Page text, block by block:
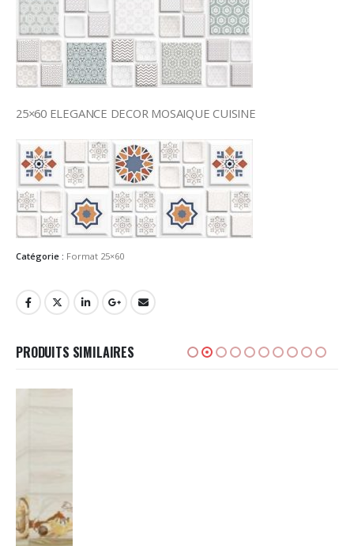
25×60 ELEGANCE DECOR MOSAIQUE CUISINE
Catégorie : Format 25×60
PRODUITS SIMILAIRES